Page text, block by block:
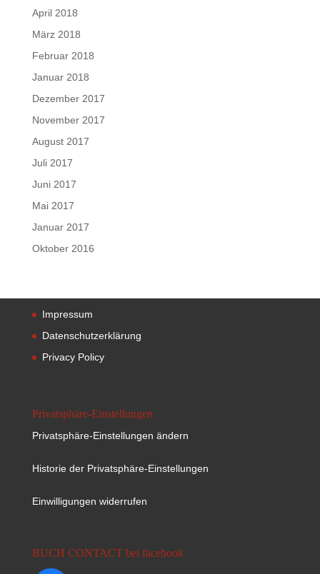
April 2018
März 2018
Februar 2018
Januar 2018
Dezember 2017
November 2017
August 2017
Juli 2017
Juni 2017
Mai 2017
Januar 2017
Oktober 2016
Impressum
Datenschutzerklärung
Privacy Policy
Privatsphäre-Einstellungen
Privatsphäre-Einstellungen ändern
Historie der Privatsphäre-Einstellungen
Einwilligungen widerrufen
BUCH CONTACT bei facebook